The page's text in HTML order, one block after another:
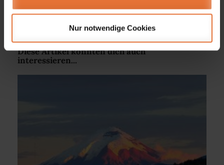
Nur notwendige Cookies
Diese Artikel könnten dich auch
interessieren...